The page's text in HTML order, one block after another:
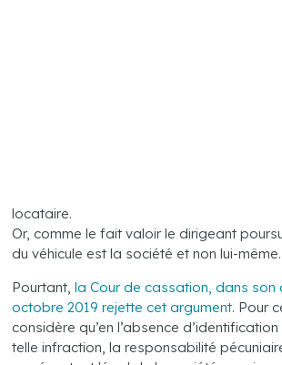
locataire.
Or, comme le fait valoir le dirigeant
du véhicule est la société et non lui-même.
Pourtant,la Cour de cassation, dans son
octobre 2019 rejette cet argument. Pour
considère qu’en l’absence d’identification
telle infraction, la responsabilité